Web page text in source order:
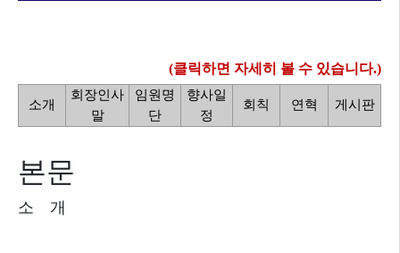
(클릭하면 자세히 볼 수 있습니다.)
소개
회장인사
말
임원명
단
향사일
정
회칙 연혁 게시판
본문
소 개